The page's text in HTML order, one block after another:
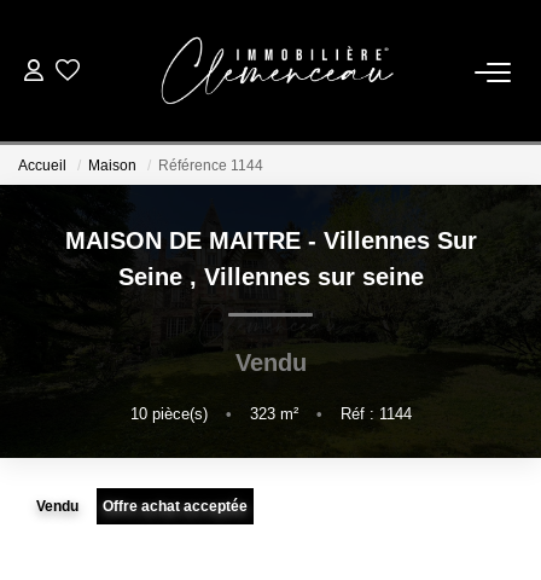
LOCATION
ESTIMATION
BIENS VENDUS
NOTRE AGENCE
Accueil Maison Référence 1144
MAISON DE MAITRE - Villennes Sur
Seine , Villennes sur seine
Vendu
10pièce(s) • 323m² • Réf : 1144
Vendu Offre achat acceptée